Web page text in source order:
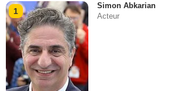
1
Simon Abkarian
Acteur